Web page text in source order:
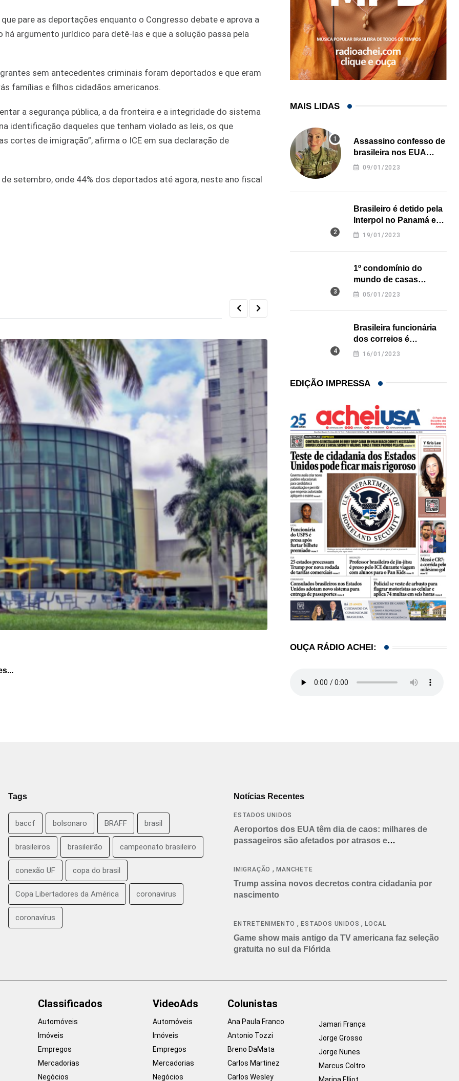
pare as deportações enquanto o Congresso debate e aprova a
argumento jurídico para detê-las e que a solução passa pela
sem antecedentes criminais foram deportados e que eram
famílias e filhos cidadãos americanos.
a segurança pública, a da fronteira e a integridade do sistema
identificação daqueles que tenham violado as leis, os que
de imigração”, afirma o ICE em sua declaração de
setembro, onde 44% dos deportados até agora, neste ano fiscal
HISTÓRICO
21/01/2026
MAIS LIDAS
Assassino confesso de
brasileira nos EUA
revela onde deixou o
09/01/2023
Brasileiro é detido pela
Interpol no Panamá e
pode pegar prisão
19/01/2023
1º condomínio do
mundo de casas
impressas em 3D é
05/01/2023
Brasileira funcionária
dos correios é
assassinada a facadas
16/01/2023
EDIÇÃO IMPRESSA
OUÇA RÁDIO ACHEI:
Tags
baccf bolsonaro BRAFF brasil
brasileiros brasileirão campeonato brasileiro
conexão UF copa do brasil
Copa Libertadores da América coronavirus
coronavírus
Notícias Recentes
ESTADOS UNIDOS
Aeroportos dos EUA têm dia de caos: milhares de
passageiros são afetados por atrasos e
IMIGRAÇÃO ,MANCHETE
Trump assina novos decretos contra cidadania por
nascimento
ENTRETENIMENTO ,ESTADOS UNIDOS ,LOCAL
Game show mais antigo da TV americana faz seleção
gratuita no sul da Flórida
Classificados
Automóveis
Imóveis
Empregos
Mercadorias
Negócios
VideoAds
Automóveis
Imóveis
Empregos
Mercadorias
Negócios
Colunistas
Ana Paula Franco
Antonio Tozzi
Breno DaMata
Carlos Martinez
Carlos Wesley
Jamari França
Jorge Grosso
Jorge Nunes
Marcus Coltro